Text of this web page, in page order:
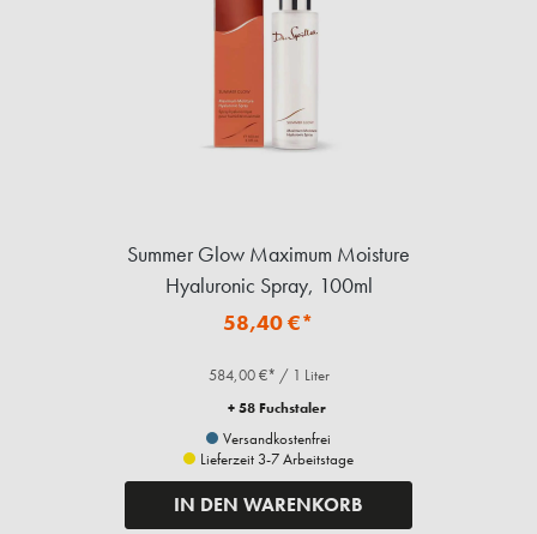
Summer Glow Maximum Moisture
Hyaluronic Spray, 100ml
58,40 €*
584,00 €* / 1 Liter
+ 58 Fuchstaler
Versandkostenfrei
Lieferzeit 3-7 Arbeitstage
IN DEN WARENKORB